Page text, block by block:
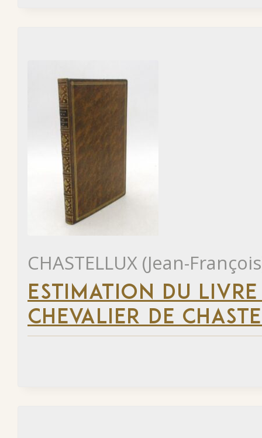
CHASTELLUX (Jean-
ESTIMATION DU
CHEVALIER DE